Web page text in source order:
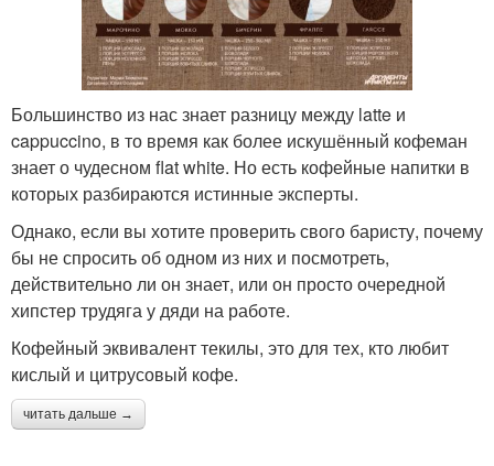
Большинство из нас знает разницу между latte и
cappuccino, в то время как более искушённый кофеман
знает о чудесном flat white. Но есть кофейные напитки в
которых разбираются истинные эксперты.
Однако, если вы хотите проверить свого баристу, почему
бы не спросить об одном из них и посмотреть,
действительно ли он знает, или он просто очередной
хипстер трудяга у дяди на работе.
Кофейный эквивалент текилы, это для тех, кто любит
кислый и цитрусовый кофе.
читать дальше →